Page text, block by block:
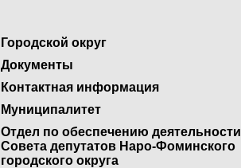
Городской округ
Документы
Контактная информация
Муниципалитет
Отдел по обеспечению деятельности
Совета депутатов Наро-Фоминского
городского округа